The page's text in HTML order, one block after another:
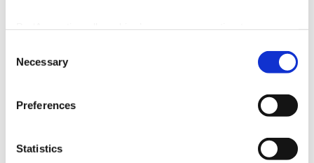
personalisation and advertising categories, in accordance
Selection
Necessary
Preferences
Statistics
eficiência na gestão da água e
Head of Waste and Water Utilities
“O tratamento e reutilização dos recursos através de novas
infraestruturas hidráulicas, como é o caso da Estação de